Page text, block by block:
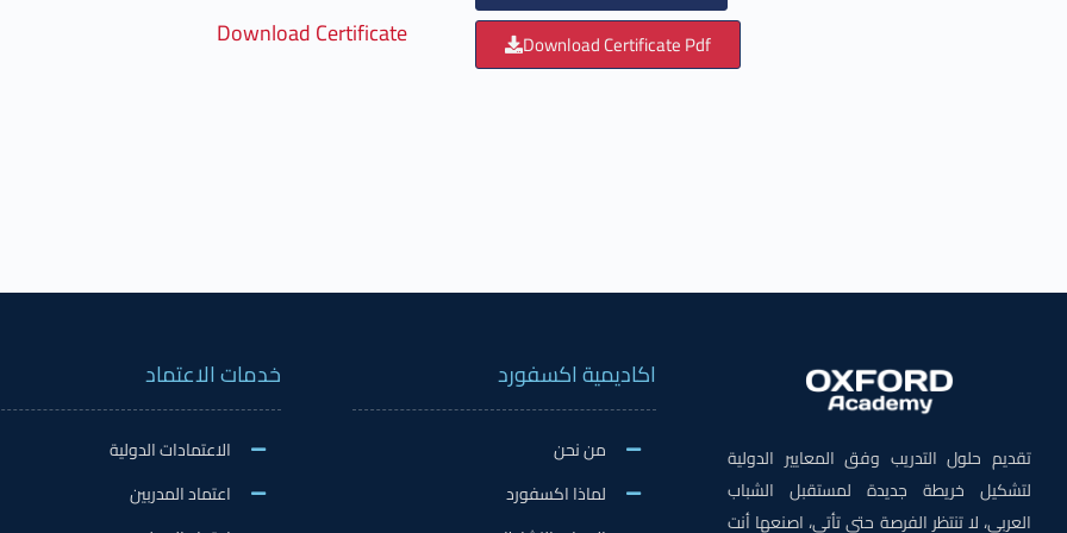
Download Certificate Download Certificate Pdf
تقديم حلول التدريب وفق المعايير الدولية
لتشكيل خريطة جديدة لمستقبل الشباب
العربي، لا تنتظر الفرصة حتى تأتي، اصنعها أنت
اكاديمية اكسفورد
من نحن
لماذا اكسفورد
خدمات الاعتماد
الاعتمادات الدولية
اعتماد المدربين